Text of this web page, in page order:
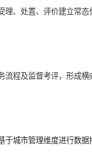
、处置、评价建立常态
程及监督考评，形成横
城市管理维度进行数据